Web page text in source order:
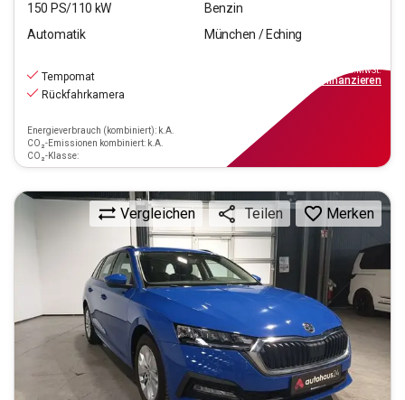
150 PS/110 kW
Benzin
Automatik
München / Eching
Tempomat
Rückfahrkamera
Energieverbrauch (kombiniert): k.A.
CO₂-Emissionen kombiniert: k.A.
CO₂-Klasse:
inkl.MwSt.
finanzieren
Vergleichen Teilen Merken